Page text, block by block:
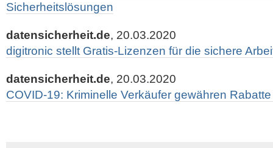
Sicherheitslösungen
datensicherheit.de, 20.03.2020
digitronic stellt Gratis-Lizenzen für die sichere
datensicherheit.de, 20.03.2020
COVID-19: Kriminelle Verkäufer gewähren